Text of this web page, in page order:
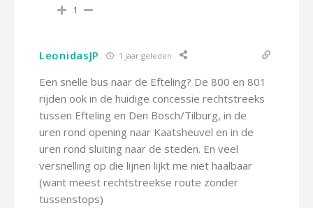
1
LeonidasJP 1 jaar geleden
Een snelle bus naar de Efteling? De 800 en 801
rijden ook in de huidige concessie rechtstreeks
tussen Efteling en Den Bosch/Tilburg, in de
uren rond opening naar Kaatsheuvel en in de
uren rond sluiting naar de steden. En veel
versnelling op die lijnen lijkt me niet haalbaar
(want meest rechtstreekse route zonder
tussenstops)